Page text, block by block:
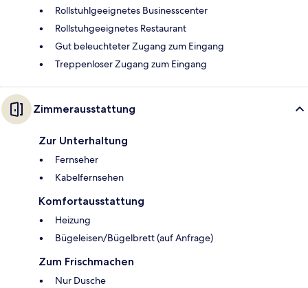
Rollstuhlgeeignetes Businesscenter
Rollstuhgeeignetes Restaurant
Gut beleuchteter Zugang zum Eingang
Treppenloser Zugang zum Eingang
Zimmerausstattung
Zur Unterhaltung
Fernseher
Kabelfernsehen
Komfortausstattung
Heizung
Bügeleisen/Bügelbrett (auf Anfrage)
Zum Frischmachen
Nur Dusche